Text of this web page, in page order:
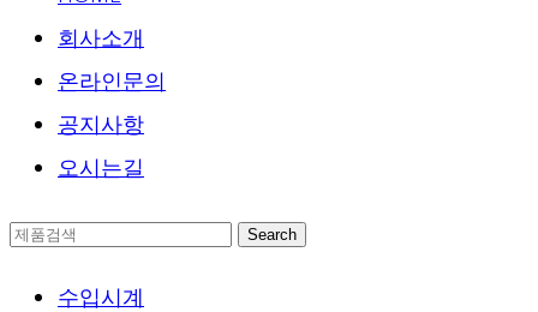
회사소개
온라인문의
공지사항
오시는길
Search
수입시계